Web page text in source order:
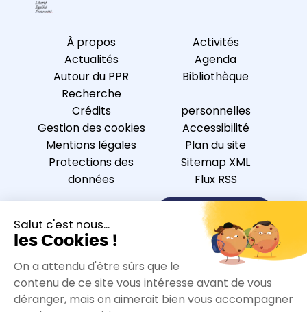
À propos
Actualités
Autour du PPR
Recherche
Activités
Agenda
Bibliothèque
Crédits
Gestion des cookies
Mentions légales
Protections des
données
personnelles
Accessibilité
Plan du site
Sitemap XML
Flux RSS
Nous contacter
S’inscrire à la newsletter
Nous suivre sur